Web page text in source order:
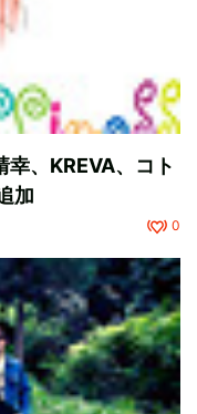
幸、KREVA、コト
加
0